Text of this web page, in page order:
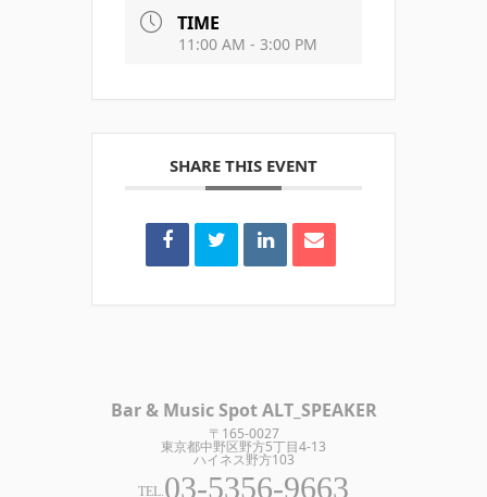
TIME
11:00 AM - 3:00 PM
SHARE THIS EVENT
Bar & Music Spot ALT_SPEAKER
〒165-0027
東京都中野区野方5丁目4-13
ハイネス野方103
TEL.03-5356-9663